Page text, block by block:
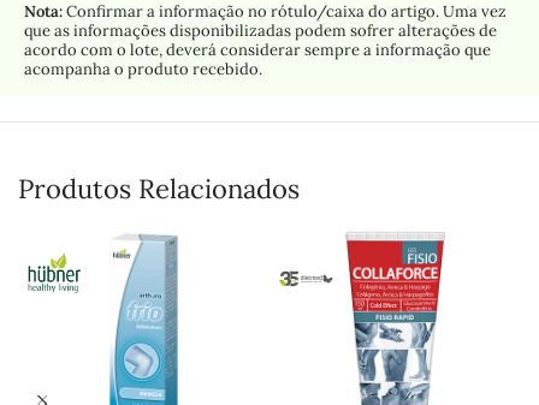
Nota:Confirmar a informação no rótulo/caixa do artigo. Uma vez
que as informações disponibilizadas podem sofrer alterações de
acordo com o lote, deverá considerar sempre a informação que
acompanha o produto recebido.
Produtos Relacionados